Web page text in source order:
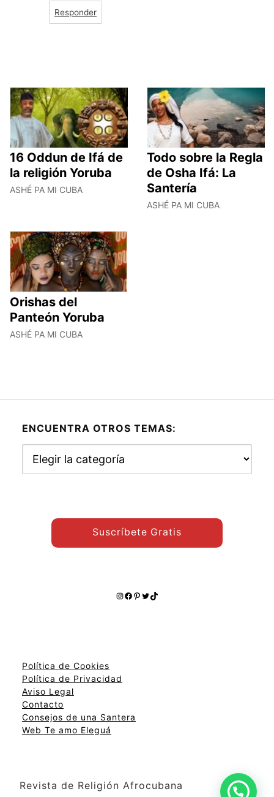
Responder
16 Oddun de Ifá de
la religión Yoruba
ASHÉ PA MI CUBA
Todo sobre la Regla
de Osha Ifá: La
Santería
ASHÉ PA MI CUBA
Orishas del
Panteón Yoruba
ASHÉ PA MI CUBA
ENCUENTRA OTROS TEMAS:
otros
Suscríbete Gratis
Instagram
Facebook
Pinterest
Twitter
TikTok
Política de Cookies
Política de Privacidad
Aviso Legal
Contacto
Consejos de una Santera
Web Te amo Eleguá
Revista de Religión Afrocubana